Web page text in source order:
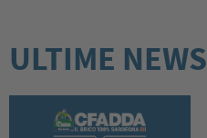
ULTIME NEWS